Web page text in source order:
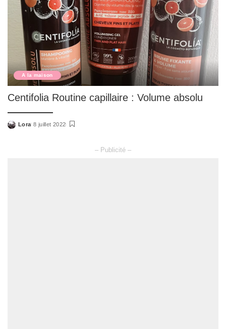
A la maison
Centifolia Routine capillaire : Volume absolu
Posted
Lora 8 juillet 2022
– Publicité –